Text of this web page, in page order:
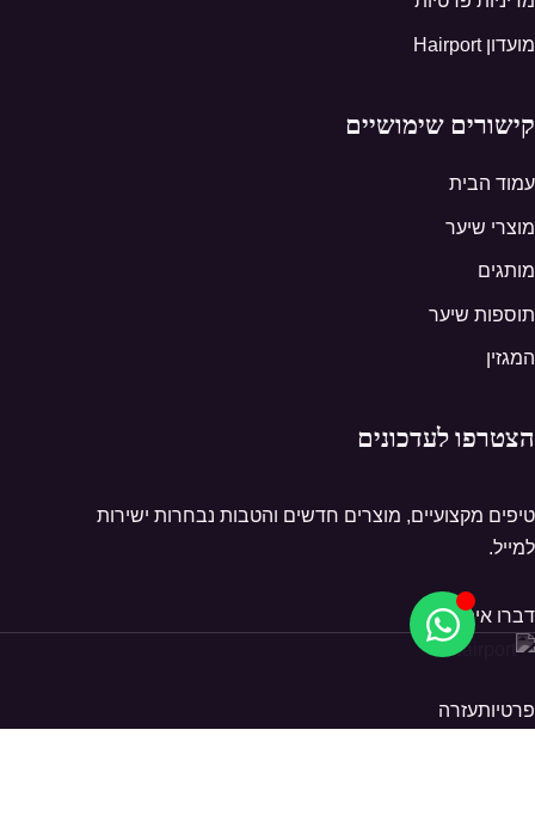
מועדון Hairport
קישורים שימושיים
עמוד הבית
מוצרי שיער
מותגים
תוספות שיער
המגזין
הצטרפו לעדכונים
טיפים מקצועיים, מוצרים חדשים והטבות נבחרות ישירות
למייל.
דברו איתנו
פרטיותעזרה